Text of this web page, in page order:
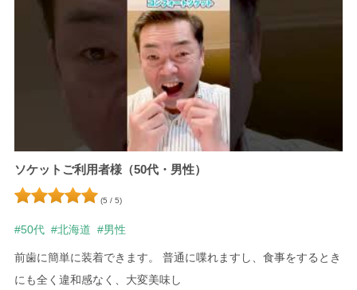
ソケットご利用者様（50代・男性）
(5 / 5)
#50代 #北海道 #男性
前歯に簡単に装着できます。
普通に喋れますし、食事をするとき
にも全く違和感なく、大変美味し